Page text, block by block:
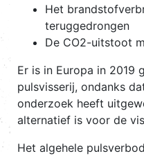
Het
teruggedrongen
De CO2-uitstoot
Er is in Europa in 2019
pulsvisserij, ondanks
onderzoek heeft
alternatief is voor de
Het algehele